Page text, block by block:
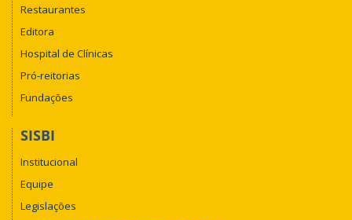
Restaurantes
Editora
Hospital de Clínicas
Pró-reitorias
Fundações
SISBI
Institucional
Equipe
Legislações